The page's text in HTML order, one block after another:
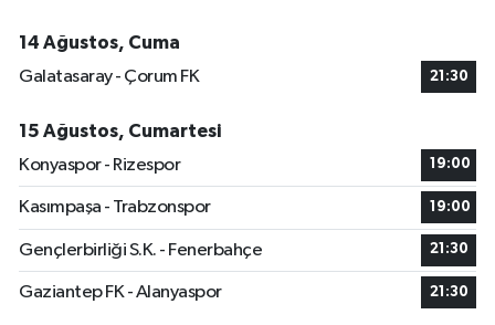
14 Ağustos, Cuma
Galatasaray - Çorum FK
21:30
15 Ağustos, Cumartesi
Konyaspor - Rizespor
19:00
Kasımpaşa - Trabzonspor 19:00
Gençlerbirliği S.K. - Fenerbahçe 21:30
Gaziantep FK - Alanyaspor 21:30